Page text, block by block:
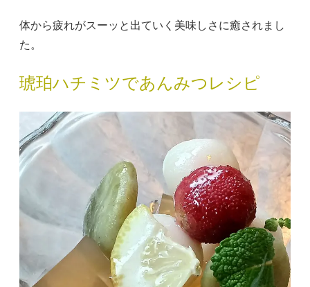
体から疲れがスーッと出ていく美味しさに癒されまし
た。
琥珀ハチミツであんみつレシピ